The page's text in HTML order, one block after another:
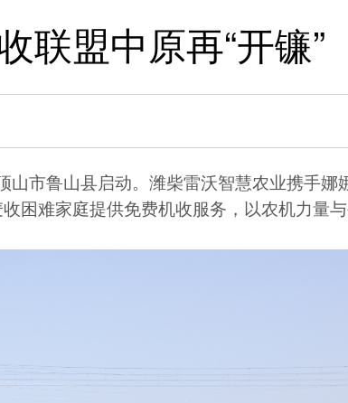
联盟中原再“开镰”
市鲁山县启动。潍柴雷沃智慧农业携手娜
困难家庭提供免费机收服务，以农机力量